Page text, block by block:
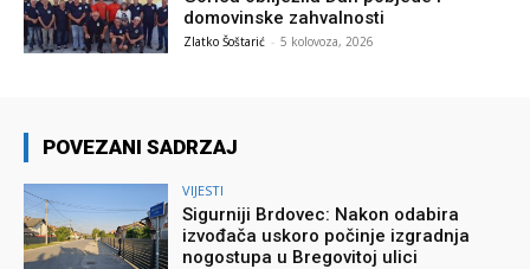
domovinske zahvalnosti
Zlatko Šoštarić - 5 kolovoza, 2026
POVEZANI SADRZAJ
VIJESTI
Sigurniji Brdovec: Nakon odabira
izvođača uskoro počinje izgradnja
nogostupa u Bregovitoj ulici